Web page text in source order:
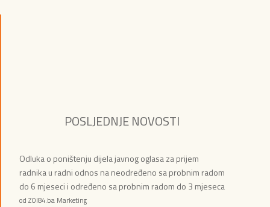
POSLJEDNJE NOVOSTI
Odluka o poništenju dijela javnog oglasa za prijem
radnika u radni odnos na neodređeno sa probnim radom
do 6 mjeseci i određeno sa probnim radom do 3 mjeseca
od ZOI84.ba Marketing